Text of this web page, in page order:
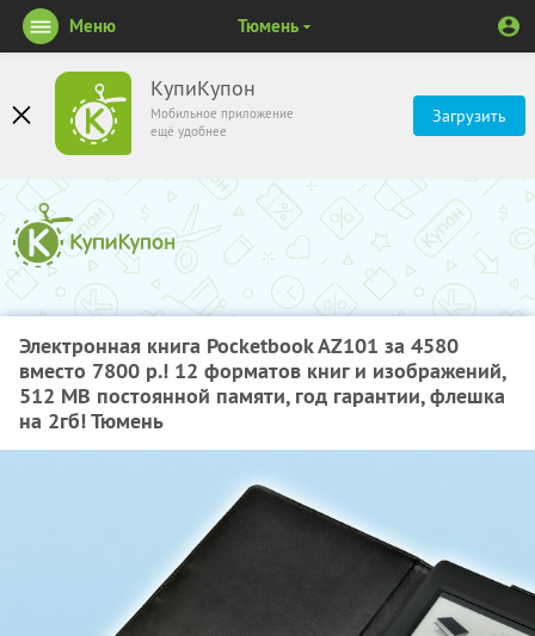
КупиКупон
Мобильное приложение
ещё удобнее
Загрузить
Меню Тюмень
Электронная книга Pocketbook AZ101 за 4580
вместо 7800 р.! 12 форматов книг и изображений,
512 MB постоянной памяти, год гарантии, флешка
на 2гб! Тюмень